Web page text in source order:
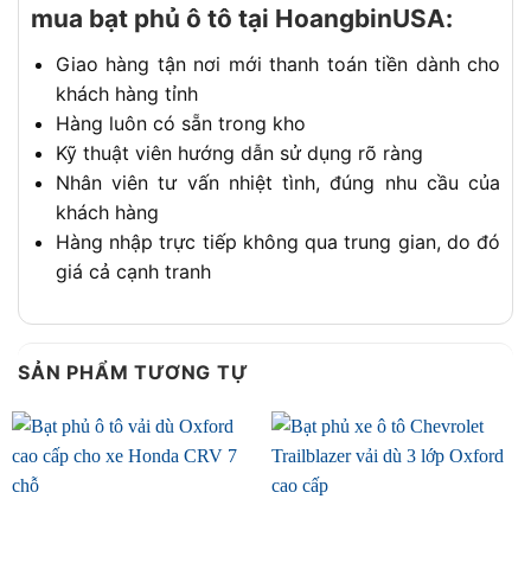
mua bạt phủ ô tô tại HoangbinUSA:
Giao hàng tận nơi mới thanh toán tiền dành cho
khách hàng tỉnh
Hàng luôn có sẵn trong kho
Kỹ thuật viên hướng dẫn sử dụng rõ ràng
Nhân viên tư vấn nhiệt tình, đúng nhu cầu của
khách hàng
Hàng nhập trực tiếp không qua trung gian, do đó
giá cả cạnh tranh
SẢN PHẨM TƯƠNG TỰ